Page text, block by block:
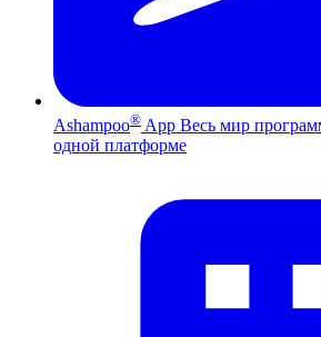
Ashampoo® App Весь мир
одной платформе